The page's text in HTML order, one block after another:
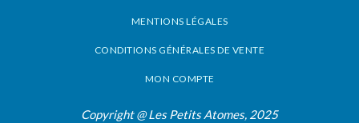
MENTIONS LÉGALES
CONDITIONS GÉNÉRALES DE VENTE
MON COMPTE
Copyright @ Les Petits Atomes, 2025